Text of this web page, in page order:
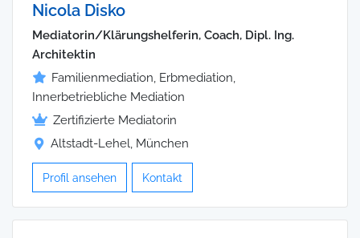
Nicola Disko
Mediatorin/Klärungshelferin, Coach, Dipl. Ing.
Architektin
Familienmediation, Erbmediation,
Innerbetriebliche Mediation
Zertifizierte Mediatorin
Altstadt-Lehel, München
Profil ansehen Kontakt